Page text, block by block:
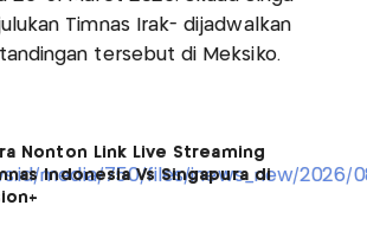
Timnas Irak- dijadwalkan
tersebut di Meksiko.
Nonton Link Live Streaming
Indonesia Vs Singapura di